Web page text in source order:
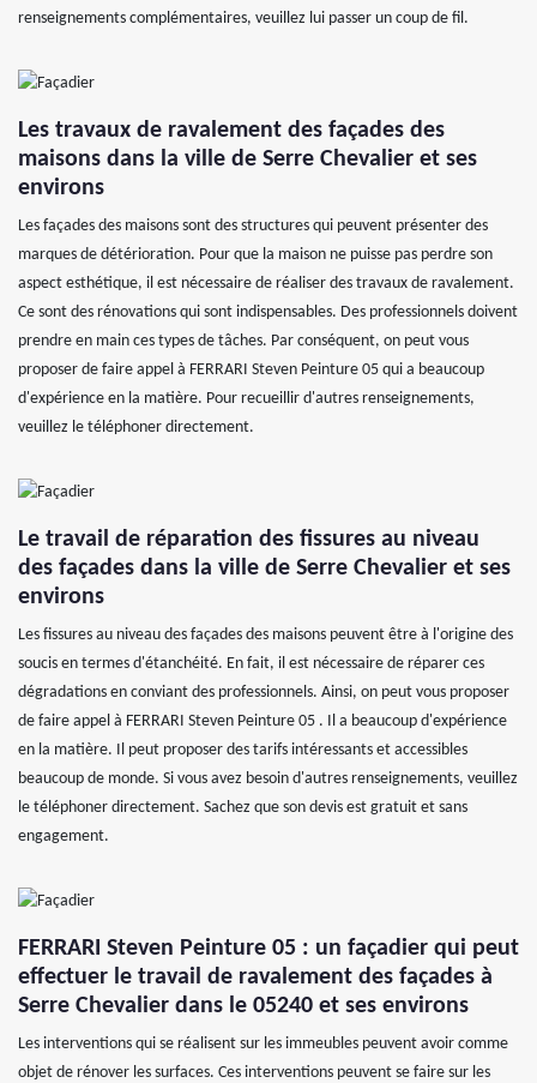
renseignements complémentaires, veuillez lui passer un coup de fil.
Les travaux de ravalement des façades des
maisons dans la ville de Serre Chevalier et ses
environs
Les façades des maisons sont des structures qui peuvent présenter des
marques de détérioration. Pour que la maison ne puisse pas perdre son
aspect esthétique, il est nécessaire de réaliser des travaux de ravalement.
Ce sont des rénovations qui sont indispensables. Des professionnels doivent
prendre en main ces types de tâches. Par conséquent, on peut vous
proposer de faire appel à FERRARI Steven Peinture 05 qui a beaucoup
d'expérience en la matière. Pour recueillir d'autres renseignements,
veuillez le téléphoner directement.
Le travail de réparation des fissures au niveau
des façades dans la ville de Serre Chevalier et ses
environs
Les fissures au niveau des façades des maisons peuvent être à l'origine des
soucis en termes d'étanchéité. En fait, il est nécessaire de réparer ces
dégradations en conviant des professionnels. Ainsi, on peut vous proposer
de faire appel à FERRARI Steven Peinture 05 . Il a beaucoup d'expérience
en la matière. Il peut proposer des tarifs intéressants et accessibles
beaucoup de monde. Si vous avez besoin d'autres renseignements, veuillez
le téléphoner directement. Sachez que son devis est gratuit et sans
engagement.
FERRARI Steven Peinture 05 : un façadier qui peut
effectuer le travail de ravalement des façades à
Serre Chevalier dans le 05240 et ses environs
Les interventions qui se réalisent sur les immeubles peuvent avoir comme
objet de rénover les surfaces. Ces interventions peuvent se faire sur les